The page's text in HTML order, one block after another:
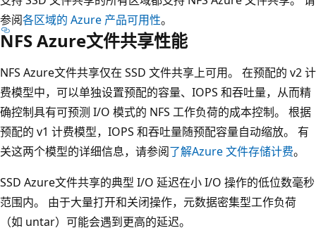
参阅各区域的 Azure 产品可用性。
NFS Azure文件共享性能
NFS Azure文件共享仅在 SSD 文件共享上可用。 在预配的 v2 计
费模型中，可以单独设置预配的容量、IOPS 和吞吐量，从而精
确控制具有可预测 I/O 模式的 NFS 工作负荷的成本控制。 根据
预配的 v1 计费模型，IOPS 和吞吐量随预配容量自动缩放。 有
关这两个模型的详细信息，请参阅了解Azure 文件存储计费。
SSD Azure文件共享的典型 I/O 延迟在小 I/O 操作的低位数毫秒
范围内。 由于大量打开和关闭操作，元数据密集型工作负荷
（如 untar）可能会遇到更高的延迟。